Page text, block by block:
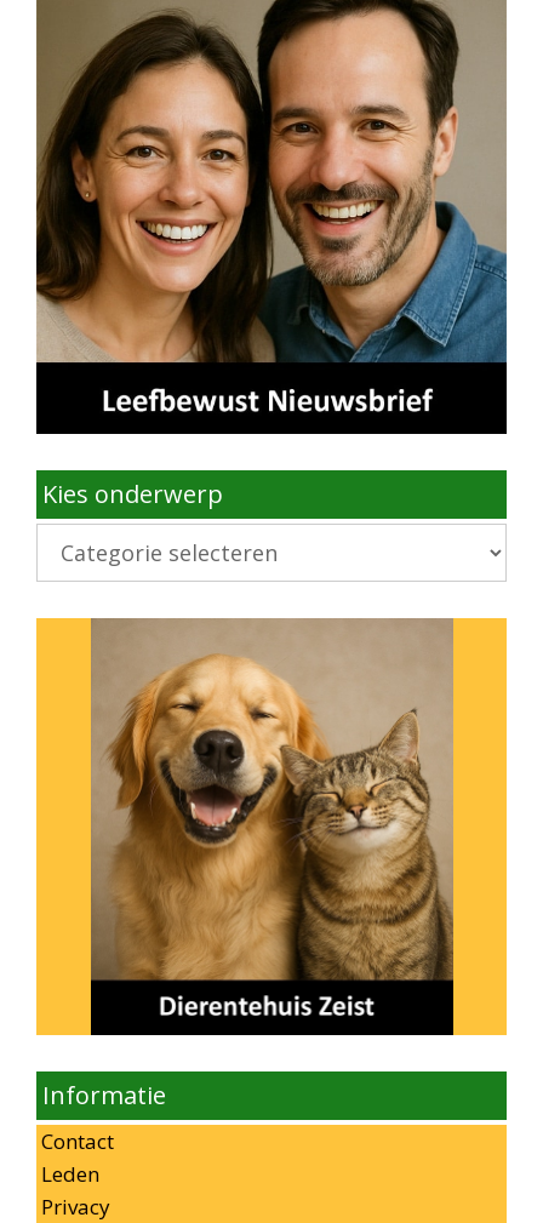
Kies onderwerp
Kies
onderwerp
Informatie
Contact
Leden
Privacy